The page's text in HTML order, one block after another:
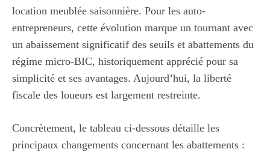
location meublée saisonnière. Pour les auto-
entrepreneurs, cette évolution marque un tournant avec
un abaissement significatif des seuils et abattements du
régime micro-BIC, historiquement apprécié pour sa
simplicité et ses avantages. Aujourd’hui, la liberté
fiscale des loueurs est largement restreinte.
Concrètement, le tableau ci-dessous détaille les
principaux changements concernant les abattements :